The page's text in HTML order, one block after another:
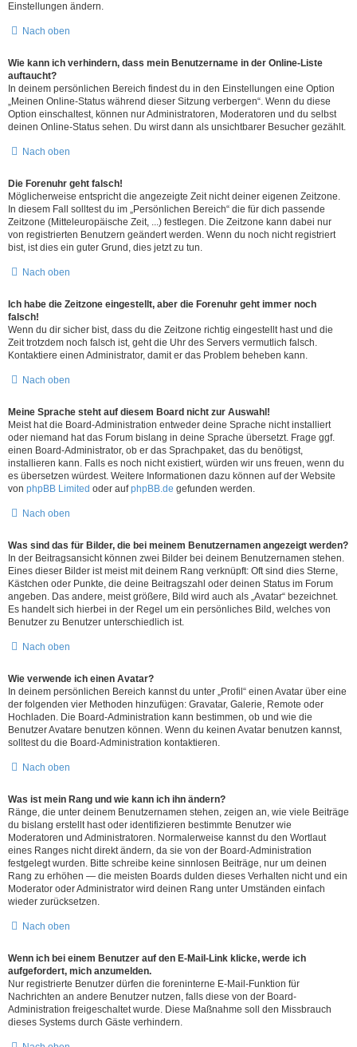
Einstellungen ändern.
Nach oben
Wie kann ich verhindern, dass mein Benutzername in der Online-Liste
auftaucht?
In deinem persönlichen Bereich findest du in den Einstellungen eine Option
„Meinen Online-Status während dieser Sitzung verbergen“. Wenn du diese
Option einschaltest, können nur Administratoren, Moderatoren und du selbst
deinen Online-Status sehen. Du wirst dann als unsichtbarer Besucher gezählt.
Nach oben
Die Forenuhr geht falsch!
Möglicherweise entspricht die angezeigte Zeit nicht deiner eigenen Zeitzone.
In diesem Fall solltest du im „Persönlichen Bereich“ die für dich passende
Zeitzone (Mitteleuropäische Zeit, ...) festlegen. Die Zeitzone kann dabei nur
von registrierten Benutzern geändert werden. Wenn du noch nicht registriert
bist, ist dies ein guter Grund, dies jetzt zu tun.
Nach oben
Ich habe die Zeitzone eingestellt, aber die Forenuhr geht immer noch
falsch!
Wenn du dir sicher bist, dass du die Zeitzone richtig eingestellt hast und die
Zeit trotzdem noch falsch ist, geht die Uhr des Servers vermutlich falsch.
Kontaktiere einen Administrator, damit er das Problem beheben kann.
Nach oben
Meine Sprache steht auf diesem Board nicht zur Auswahl!
Meist hat die Board-Administration entweder deine Sprache nicht installiert
oder niemand hat das Forum bislang in deine Sprache übersetzt. Frage ggf.
einen Board-Administrator, ob er das Sprachpaket, das du benötigst,
installieren kann. Falls es noch nicht existiert, würden wir uns freuen, wenn du
es übersetzen würdest. Weitere Informationen dazu können auf der Website
von phpBB Limited oder aufphpBB.de gefunden werden.
Nach oben
Was sind das für Bilder, die bei meinem Benutzernamen angezeigt werden?
In der Beitragsansicht können zwei Bilder bei deinem Benutzernamen stehen.
Eines dieser Bilder ist meist mit deinem Rang verknüpft: Oft sind dies Sterne,
Kästchen oder Punkte, die deine Beitragszahl oder deinen Status im Forum
angeben. Das andere, meist größere, Bild wird auch als „Avatar“ bezeichnet.
Es handelt sich hierbei in der Regel um ein persönliches Bild, welches von
Benutzer zu Benutzer unterschiedlich ist.
Nach oben
Wie verwende ich einen Avatar?
In deinem persönlichen Bereich kannst du unter „Profil“ einen Avatar über eine
der folgenden vier Methoden hinzufügen: Gravatar, Galerie, Remote oder
Hochladen. Die Board-Administration kann bestimmen, ob und wie die
Benutzer Avatare benutzen können. Wenn du keinen Avatar benutzen kannst,
solltest du die Board-Administration kontaktieren.
Nach oben
Was ist mein Rang und wie kann ich ihn ändern?
Ränge, die unter deinem Benutzernamen stehen, zeigen an, wie viele Beiträge
du bislang erstellt hast oder identifizieren bestimmte Benutzer wie
Moderatoren und Administratoren. Normalerweise kannst du den Wortlaut
eines Ranges nicht direkt ändern, da sie von der Board-Administration
festgelegt wurden. Bitte schreibe keine sinnlosen Beiträge, nur um deinen
Rang zu erhöhen — die meisten Boards dulden dieses Verhalten nicht und ein
Moderator oder Administrator wird deinen Rang unter Umständen einfach
wieder zurücksetzen.
Nach oben
Wenn ich bei einem Benutzer auf den E-Mail-Link klicke, werde ich
aufgefordert, mich anzumelden.
Nur registrierte Benutzer dürfen die foreninterne E-Mail-Funktion für
Nachrichten an andere Benutzer nutzen, falls diese von der Board-
Administration freigeschaltet wurde. Diese Maßnahme soll den Missbrauch
dieses Systems durch Gäste verhindern.